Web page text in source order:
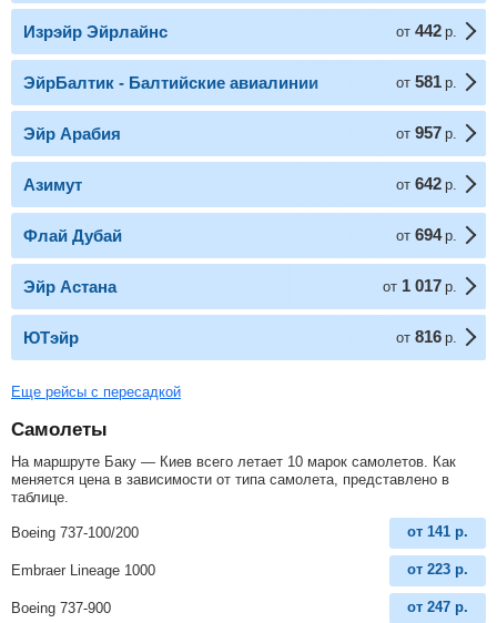
Изрэйр Эйрлайнc от 442 р.
ЭйрБалтик - Балтийские авиалинии от 581 р.
Эйр Арабия от 957 р.
Азимут от 642 р.
Флай Дубай от 694 р.
Эйр Астана от 1 017 р.
ЮТэйр от 816 р.
Еще рейсы с пересадкой
Самолеты
На маршруте Баку — Киев всего летает 10 марок самолетов. Как
меняется цена в зависимости от типа самолета, представлено в
таблице.
Boeing 737-100/200 от 141 р.
Embraer Lineage 1000 от 223 р.
Boeing 737-900 от 247 р.